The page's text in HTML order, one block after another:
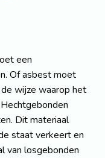
een
Of asbest moet
wijze waarop het
Dit materiaal
staat verkeert en
van losgebonden